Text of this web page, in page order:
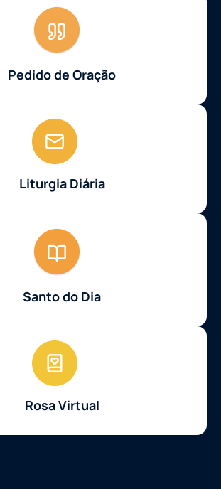
Pedido de Oração
Liturgia Diária
Santo do Dia
Rosa Virtual